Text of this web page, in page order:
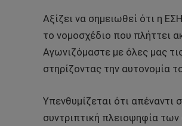
Αξίζει να σημειωθεί ότι η
το νομοσχέδιο που πλήττει
Αγωνιζόμαστε με όλες μας
στηρίζοντας την αυτονομία
Υπενθυμίζεται ότι απέναντι
συντριπτική πλειοψηφία